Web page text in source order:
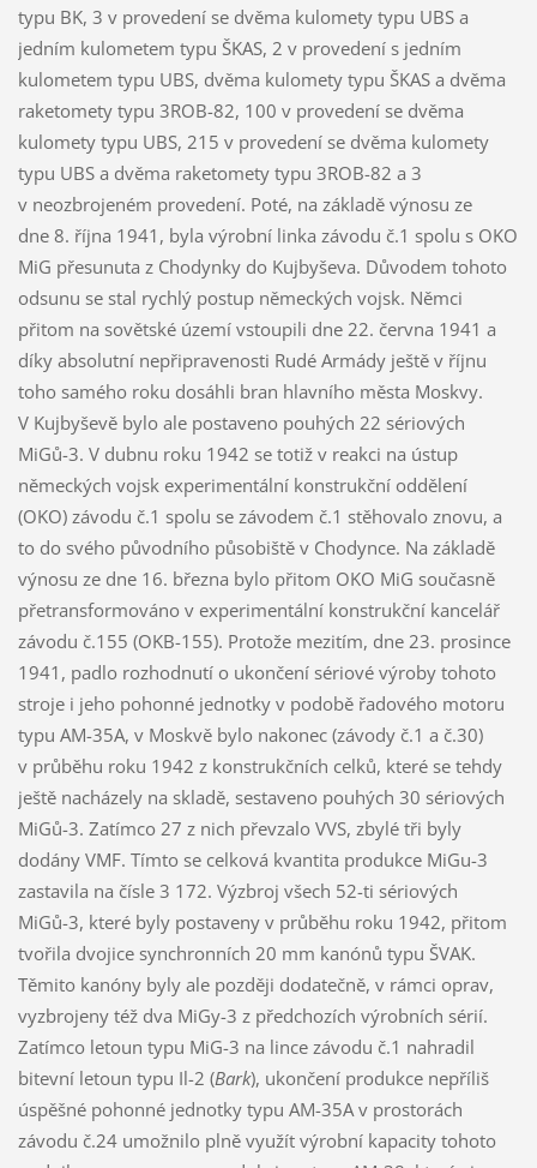
typu BK, 3 v provedení se dvěma kulomety typu UBS a
jedním kulometem typu ŠKAS, 2 v provedení s jedním
kulometem typu UBS, dvěma kulomety typu ŠKAS a dvěma
raketomety typu 3ROB-82, 100 v provedení se dvěma
kulomety typu UBS, 215 v provedení se dvěma kulomety
typu UBS a dvěma raketomety typu 3ROB-82 a 3
v neozbrojeném provedení. Poté, na základě výnosu ze
dne 8. října 1941, byla výrobní linka závodu č.1 spolu s OKO
MiG přesunuta z Chodynky do Kujbyševa. Důvodem tohoto
odsunu se stal rychlý postup německých vojsk. Němci
přitom na sovětské území vstoupili dne 22. června 1941 a
díky absolutní nepřipravenosti Rudé Armády ještě v říjnu
toho samého roku dosáhli bran hlavního města Moskvy.
V Kujbyševě bylo ale postaveno pouhých 22 sériových
MiGů-3. V dubnu roku 1942 se totiž v reakci na ústup
německých vojsk experimentální konstrukční oddělení
(OKO) závodu č.1 spolu se závodem č.1 stěhovalo znovu, a
to do svého původního působiště v Chodynce. Na základě
výnosu ze dne 16. března bylo přitom OKO MiG současně
přetransformováno v experimentální konstrukční kancelář
závodu č.155 (OKB-155). Protože mezitím, dne 23. prosince
1941, padlo rozhodnutí o ukončení sériové výroby tohoto
stroje i jeho pohonné jednotky v podobě řadového motoru
typu AM-35A, v Moskvě bylo nakonec (závody č.1 a č.30)
v průběhu roku 1942 z konstrukčních celků, které se tehdy
ještě nacházely na skladě, sestaveno pouhých 30 sériových
MiGů-3. Zatímco 27 z nich převzalo VVS, zbylé tři byly
dodány VMF. Tímto se celková kvantita produkce MiGu-3
zastavila na čísle 3 172. Výzbroj všech 52-ti sériových
MiGů-3, které byly postaveny v průběhu roku 1942, přitom
tvořila dvojice synchronních 20 mm kanónů typu ŠVAK.
Těmito kanóny byly ale později dodatečně, v rámci oprav,
vyzbrojeny též dva MiGy-3 z předchozích výrobních sérií.
Zatímco letoun typu MiG-3 na lince závodu č.1 nahradil
bitevní letoun typu Il-2 (Bark), ukončení produkce nepříliš
úspěšné pohonné jednotky typu AM-35A v prostorách
závodu č.24 umožnilo plně využít výrobní kapacity tohoto